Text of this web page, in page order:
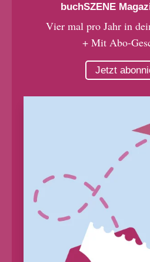
buchSZENE
Vier mal pro Jahr in
+ Mit Abo-
Jetzt